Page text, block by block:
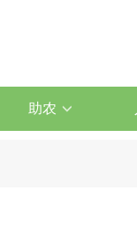
助农